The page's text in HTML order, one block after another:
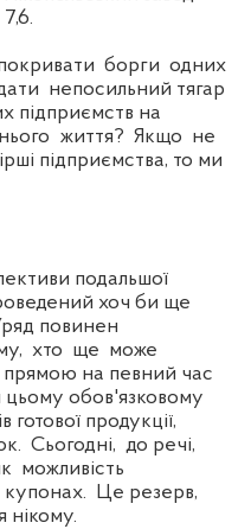
борги одних
непосильний тягар
підприємств на
життя? Якщо не
підприємства, то ми
подальшої
хоч би ще
повинен
хто ще може
прямою на певний час
обов'язковому
готової продукції,
Сьогодні, до речі,
можливість
купонах. Це резерв,
нікому.